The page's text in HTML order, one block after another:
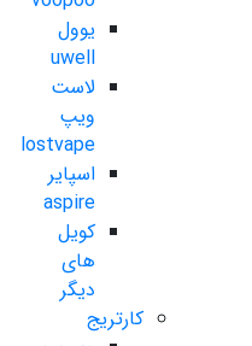
یوول
uwell
لاست
ویپ
lostvape
اسپایر
aspire
کویل
های
دیگر
کارتریج